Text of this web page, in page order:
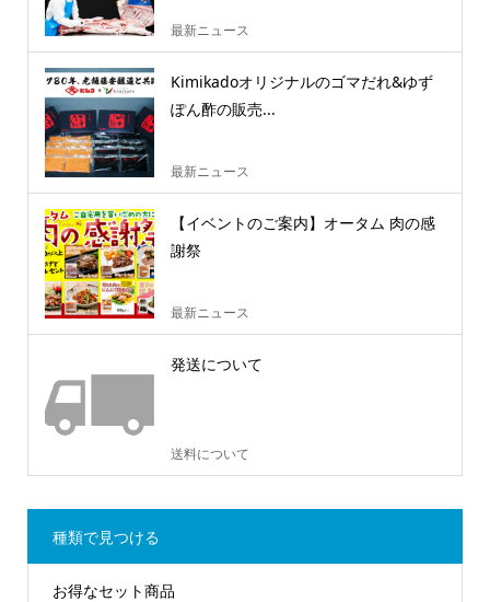
最新ニュース
Kimikadoオリジナルのゴマだれ&ゆず
ぽん酢の販売...
最新ニュース
【イベントのご案内】オータム 肉の感
謝祭
最新ニュース
発送について
送料について
種類で見つける
お得なセット商品